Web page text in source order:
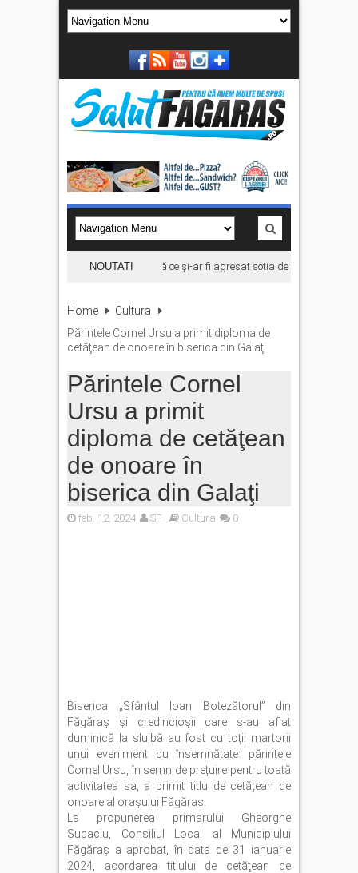
NOUTATI
Bărbat din Victoria, reținut după ce și-ar fi agresat soția de două ori în
Home
Cultura
Părintele Cornel Ursu a primit diploma de
cetăţean de onoare în biserica din Galaţi
Părintele Cornel
Ursu a primit
diploma de cetăţean
de onoare în
biserica din Galaţi
feb. 12, 2024 SF Cultura 0
Biserica „Sfântul Ioan Botezătorul” din
Făgăraș şi credincioşii care s-au aflat
duminică la slujbă au fost cu toţii martorii
unui eveniment cu însemnătate: părintele
Cornel Ursu în semn de prețuire pentru toată
activitatea sa
a primit titlu de cetățean de
onoare al orașului Făgăraș.
La propunerea primarului Gheorghe
Sucaciu, Consiliul Local al Municipiului
Făgăraș a aprobat, în data de 31 ianuarie
2024, acordarea titlului de cetăţean de